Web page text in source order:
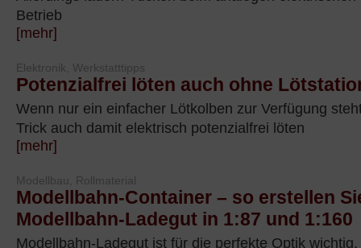
Betrieb
[mehr]
Elektronik, Werkstatttipps
Potenzialfrei löten auch ohne
Wenn nur ein einfacher Lötkolben zur Verfügung
Trick auch damit elektrisch potenzialfrei löten
[mehr]
Modellbau, Rollmaterial
Modellbahn-Container – so erstellen
Modellbahn-Ladegut in 1:87 und 1:160
Modellbahn-Ladegut ist für die perfekte Optik